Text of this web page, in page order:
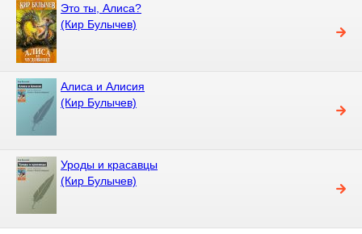
Это ты, Алиса?
(Кир Булычев)
Алиса и Алисия
(Кир Булычев)
Уроды и красавцы
(Кир Булычев)